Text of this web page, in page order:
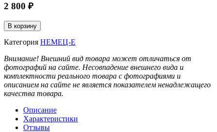
2 800 ₽
Количество
товара
Компенсатор
(0851)
продольного
смещения
МАР
В корзину
Категория НЕМЕЦ-Е
Внимание! Внешний вид товара может отличаться от
фотографий на сайте. Несовпадение внешнего вида и
комплектности реального товара с фотографиями и
описанием на сайте не является показателем ненадлежащего
качества товара.
Описание
Характеристики
Отзывы